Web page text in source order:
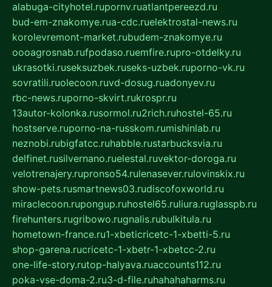
alabuga-cityhotel.rupornv.ruatlantpereezd.ru
bud-em-znakomye.rua-cdc.ruelektrostal-news.ru
korolevremont-market.rubudem-znakomye.ru
oooagrosnab.rufpodaso.ruemfire.rupro-otdelky.ru
ukrasotki.ruseksuzbek.ruseks-uzbek.ruporno-vk.ru
sovratili.ruolecoon.ruvd-dosug.ruadonyev.ru
rbc-news.ruporno-skvirt.rukrospr.ru
13autor-kolonka.rusormol.ru2rich.ruhostel-65.ru
hostserve.ruporno-na-russkom.rumishinlab.ru
neznobi.rubigfatcc.ruhabble.rustarbucksvia.ru
delfinet.rusilvernano.ruelestal.ruvektor-doroga.ru
velotrenajery.rupronso54.rulenasever.rulovinskix.ru
show-pets.rusmartnews03.rudiscofoxworld.ru
miraclecoon.rupongup.ruhostel65.ruliura.ruglasspb.ru
firehunters.rugribowo.rugnalis.rubulkitula.ru
hometown-france.ru1-xbeticricetc-1-xbetti-5.ru
shop-garena.rucricetc-1-xbetr-1-xbetcc-2.ru
one-life-story.rutop-halyava.ruaccounts112.ru
poka-vse-doma-2.ru3-d-file.ruhahahaharms.ru